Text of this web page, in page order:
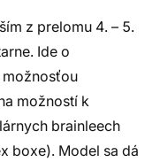
z prelomu 4. – 5.
Ide o
možností k
brainleech
boxe). Model sa dá